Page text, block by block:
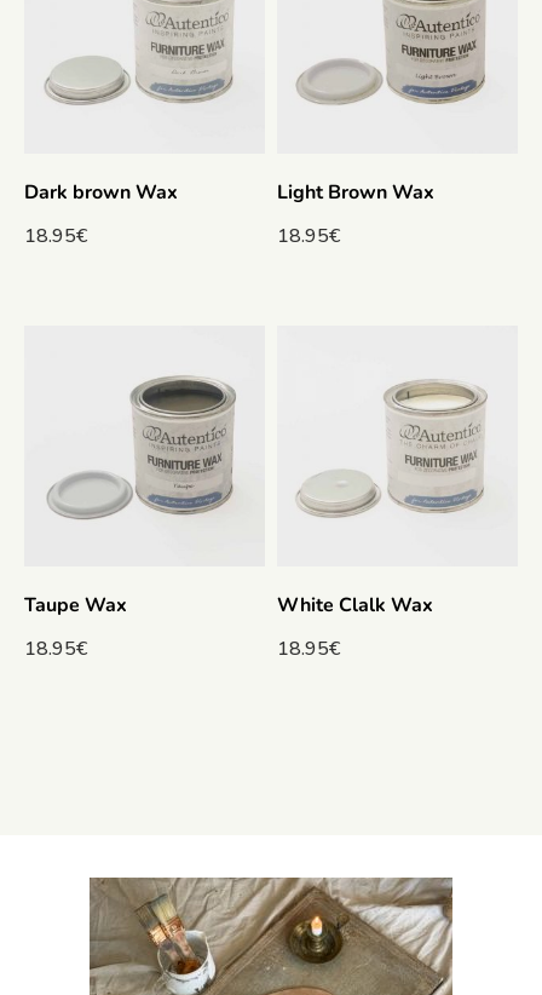
Dark brown Wax
18.95€
Light Brown Wax
18.95€
Taupe Wax
18.95€
White Clalk Wax
18.95€